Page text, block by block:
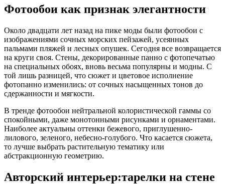
Фотообои как признак элегантности
Около двадцати лет назад на пике моды были фотообои с
изображениями сочных морских пейзажей, усеянных
пальмами пляжей и лесных опушек. Сегодня все возвращается
на круги своя. Стены, декорированные панно с фотопечатью
на специальных обоях, вновь весьма популярны и модны. С
той лишь разницей, что сюжет и цветовое исполнение
фотопанно изменились: от сочных насыщенных тонов до
сдержанности и мягкости.
В тренде фотообои нейтральной колористической гаммы со
спокойными, даже монотонными рисунками и орнаментами.
Наиболее актуальны оттенки бежевого, приглушенно-
лилового, зеленого, небесно-голубого. Что касается сюжета,
то лучше выбрать растительную тематику или
абстракционную геометрию.
Авторский интерьер:тарелки на стене